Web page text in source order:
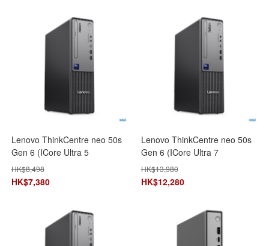
Lenovo ThinkCentre neo 50s
Gen 6 (ICore Ultra 5
235/8GB+512GB SSD)
13DMS00300 桌上型電腦
HK$8,498
HK$7,380
Lenovo ThinkCentre neo 50s
Gen 6 (ICore Ultra 7
265/16GB+1TB SSD)
13DMS00900 桌上型電腦
HK$13,980
HK$12,280